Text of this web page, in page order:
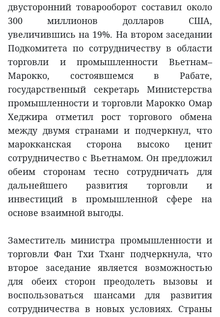
двусторонний товарооборот составил около
300 миллионов долларов США,
увеличившись на 19%. На втором заседании
Подкомитета по сотрудничеству в области
торговли и промышленности Вьетнам–
Марокко, состоявшемся в Рабате,
государственный секретарь Министерства
промышленности и торговли Марокко Омар
Хеджира отметил рост торгового обмена
между двумя странами и подчеркнул, что
марокканская сторона высоко ценит
сотрудничество с Вьетнамом. Он предложил
обеим сторонам тесно сотрудничать для
дальнейшего развития торговли и
инвестиций в промышленной сфере на
основе взаимной выгоды.
Заместитель министра промышленности и
торговли Фан Тхи Тханг подчеркнула, что
второе заседание является возможностью
для обеих сторон преодолеть вызовы и
воспользоваться шансами для развития
сотрудничества в новых условиях. Страны